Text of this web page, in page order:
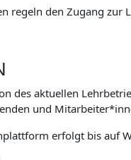
regeln den Zugang zur
des aktuellen
und
erfolgt bis auf